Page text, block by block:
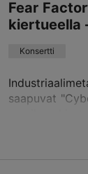
Fear
kiertueella
Konsertti
saapuvat
Tallinnaan